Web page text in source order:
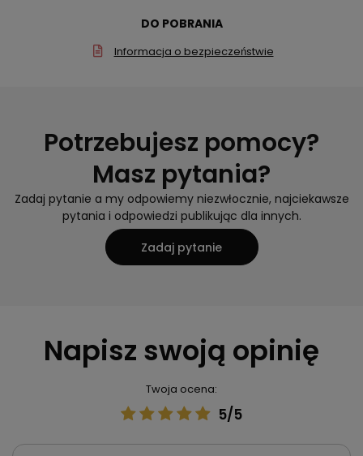
DO POBRANIA
Informacja o bezpieczeństwie
Potrzebujesz pomocy?
Masz pytania?
Zadaj pytanie a my odpowiemy niezwłocznie, najciekawsze
pytania i odpowiedzi publikując dla innych.
Zadaj pytanie
Napisz swoją opinię
Twoja ocena:
5/5